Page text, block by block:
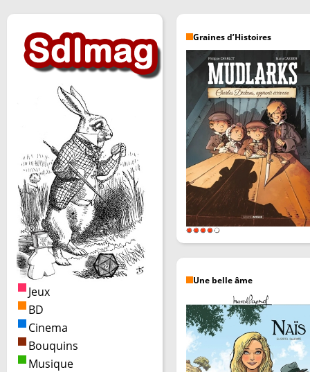
Jeux
BD
Cinema
Bouquins
Musique
Graines d’Histoires
Une belle âme